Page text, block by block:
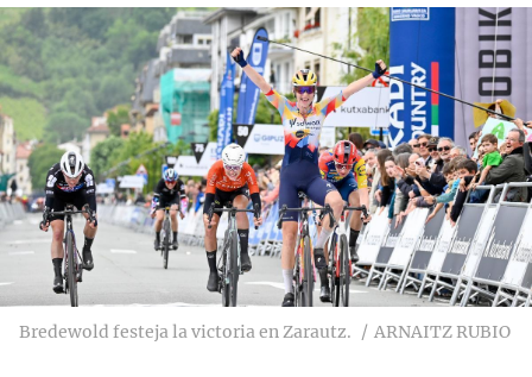
Bredewold festeja la victoria en Zarautz. ARNAITZ RUBIO